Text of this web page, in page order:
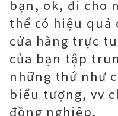
bạn, ok, đi cho
thể có hiệu quả
cửa hàng trực
của bạn tập
những thứ như
biểu tượng, vv
đồng nghiệp.